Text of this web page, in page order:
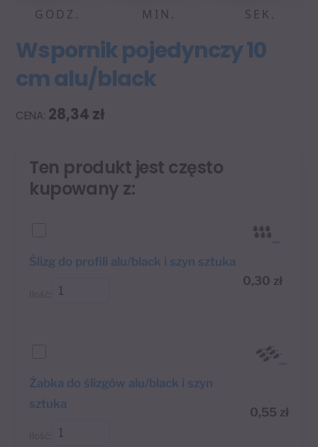
GODZ. MIN. SEK.
Wspornik pojedynczy 10
cm alu/black
28,34 zł
Ten produkt jest często
kupowany z:
Ślizg do profili alu/black i szyn sztuka
0,30 zł
Żabka do ślizgów alu/black i szyn
sztuka
0,55 zł